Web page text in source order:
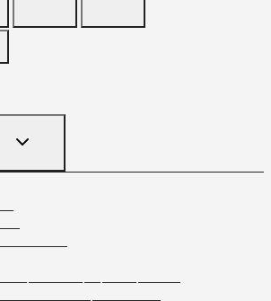
TOGGLE
CHILD
foliowe
palet i paczek
do bandowania
do bandowania